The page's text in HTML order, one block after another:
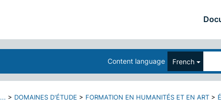
Content language French
... > DOMAINES D'ÉTUDE > FORMATION EN HUMANITÉS ET EN ART >